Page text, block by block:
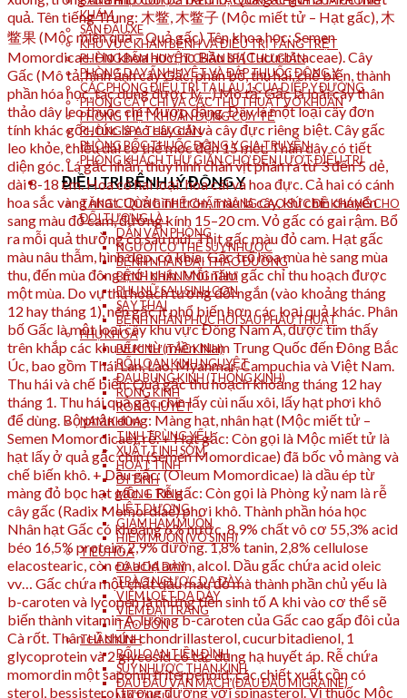
KHÁM
SÂN ĐẬU XE
KHU VỰC KHÁM BỆNH VÀ ĐIỀU TRỊ TẦNG TRỆT
PHÒNG BẤM HUYỆT CHÂN SPA THƯ GIÃN
PHÒNG DAY ẤN HUYỆT VÀ ĐẮP THUỐC ĐÔNG Y
CÁC PHÒNG ĐIỀU TRỊ TẠI LẦU 1 CỦA DIỆP Y ĐƯỜNG
PHÒNG CẤY CHỈ VÀ CÁC THỦ THUẬT VÔ KHUẨN
PHÒNG TIỆT KHUẨN DỤNG CỤ Y TẾ
PHÒNG SPA THƯ GIÃN
PHÒNG BỐC THUỐC ĐÔNG Y GIA TRUYỀN
PHÒNG KHÁCH THƯ GIÃN CHỜ ĐẾN LƯỢT ĐIỀU TRỊ
ĐIỀU TRỊ BỆNH LÝ ĐÔNG Y
TĂNG CƯỜNG THỂ CHẤT NÂNG CAO SỨC ĐỀ KHÁNG CHO
ĐỐI TƯỢNG LÀ :
DÂN VĂN PHÒNG
NGƯỜI CƠ THỂ SUY NHƯỢC
BỆNH NHÂN ĐÁI THÁO ĐƯỜNG
BỆNH NHÂN UNG THƯ
PHỤ NỮ SAU SINH CON
SẢY THAI
BỆNH NHÂN PHỤC HỒI SAU PHẪU THUẬT
PHỤ KHOA
BẾ KINH (TẮC KINH)
RỐI LOẠN KINH NGUYỆT
ĐAU BỤNG KINH (THỐNG KINH)
RONG KINH
RONG HUYẾT
NAM KHOA
TINH TRÙNG YẾU
XUẤT TINH SỚM
HOẠT TINH
DI TINH
MỘNG TINH
LIỆT DƯƠNG
GIẢM HAM MUỐN
HIẾM MUỘN (VÔ SINH)
TIÊU HÓA
ĐAU DẠ DÀY
TRÀO NGƯỢC DẠ DÀY
VIÊM LOÉT DẠ DÀY
VIÊM ĐẠI TRÀNG
TÁO BÓN
THẦN KINH
RỐI LOẠN TIỀN ĐÌNH
SUY NHƯỢC THẦN KINH
ĐAU ĐẦU VẬN MẠCH (ĐAU ĐẦU MIGRAINE)
quả. Tên tiếng Trung: 木鳖, 木鳖子 (Mộc miết tử – Hạt gấc), 木
鳖果 (Mộc miên quả – Quả gấc) Tên khoa học: Semen
Momordicae. Họ khoa học: họ Bầu bí (Cucurbitaceae). Cây
Gấc (Mô tả, hình ảnh cây Gấc, phân bố, thu hái, chế biến, thành
phần hóa học, tác dụng dược lý…) Mô tả: Gấc là loài cây thân
thảo dây leo thuộc chi Mướp đắng. Đây là một loại cây đơn
tính khác gốc, tức là có cây cái và cây đực riêng biệt. Cây gấc
leo khỏe, chiều dài có thể mọc đến 15 mét. Thân dây có tiết
diện góc. Lá gấc nhẵn, thùy hình chân vịt phân ra từ 3 đến 5 dẻ,
dài 8-18 cm. Hoa có hai loại: hoa cái và hoa đực. Cả hai có cánh
hoa sắc vàng nhạt. Quả hình tròn, màu lá cây, khi chín chuyển
sang màu đỏ cam, đường kính 15–20 cm. Vỏ gấc có gai rậm. Bổ
ra mỗi quả thường có sáu múi. Thịt gấc màu đỏ cam. Hạt gấc
màu nâu thẫm, hình dẹp, có khía. Gấc trổ hoa mùa hè sang mùa
thu, đến mùa đông mới chín. Mỗi năm gấc chỉ thu hoạch được
một mùa. Do vụ thu hoạch tương đối ngắn (vào khoảng tháng
12 hay tháng 1), nên gấc ít phổ biến hơn các loại quả khác. Phân
bố Gấc là một loại cây khu vực Đông Nam Á, được tìm thấy
trên khắp các khu vực từ miền Nam Trung Quốc đến Đông Bắc
Úc, bao gồm Thái Lan, Lào, Myanmar, Campuchia và Việt Nam.
Thu hái và chế biến: Quả gấc thu hoạch khoảng tháng 12 hay
tháng 1. Thu hái quả gấc chín lấy cùi nấu xôi, lấy hạt phơi khô
để dùng. Bộ phận dùng: Màng hạt, nhân hạt (Mộc miết tử –
Semen Momordicae), rễ. + Hạt gấc: Còn gọi là Mộc miết tử là
hạt lấy ở quả gấc chín (Semen Momordicae) đã bốc vỏ màng và
chế biến khô. + Dầu gấc: (Oleum Momordicae) là dầu ép từ
màng đỏ bọc hạt gấc. + Rễ gấc: Còn gọi là Phòng kỷ nam là rễ
cây gấc (Radix Momordiae) phơi khô. Thành phần hóa học
Nhân hạt Gấc có khoảng 6% nước, 8,9% chất vô cơ 55,3% acid
béo 16,5% protein, 2,9% đường. 1,8% tanin, 2,8% cellulose
elacostearic, còn có acid amin, alcol. Dầu gấc chứa acid oleic
vv… Gấc chứa một chất dầu màu đỏ mà thành phần chủ yếu là
b-caroten và lycopen là những tiền sinh tố A khi vào cơ thể sẽ
biến thành vitamin A, lượng b-caroten của Gấc cao gấp đôi của
Cà rốt. Thân củ chứa chondrillasterol, cucurbitadienol, 1
glycoprotein và 2 glycosid có tác dụng hạ huyết áp. Rễ chứa
momordin một saponin triterpenoid; các chiết xuất cồn có
sterol, bessisterol tương đương với spinasterol. Vị thuốc Mộc